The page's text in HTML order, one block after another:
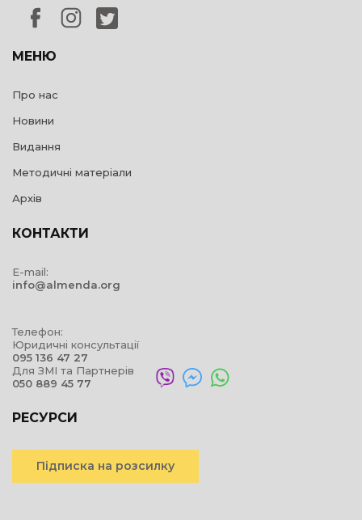
МЕНЮ
Про нас
Новини
Видання
Методичні матеріали
Архів
КОНТАКТИ
E-mail:
info@almenda.org
Телефон:
Юридичні консультації
095 136 47 27
Для ЗМІ та Партнерів
050 889 45 77
РЕСУРСИ
Підписка на розсилку